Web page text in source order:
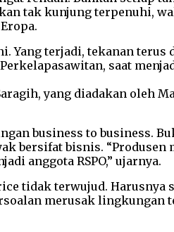
tak kunjung terpenuhi,
Yang terjadi, tekanan
saat
yang diadakan oleh
business to business.
bersifat bisnis.
anggota RSPO,” ujarnya.
tidak terwujud.
merusak